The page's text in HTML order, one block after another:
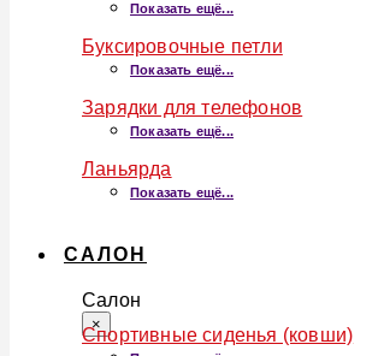
Показать ещё...
Буксировочные петли
Показать ещё...
Зарядки для телефонов
Показать ещё...
Ланьярда
Показать ещё...
САЛОН
Салон
×
Спортивные сиденья (ковши)